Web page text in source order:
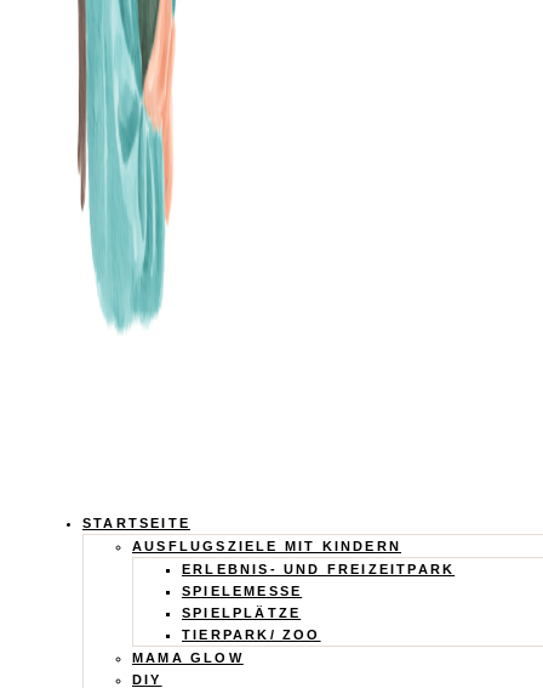
Calistas
Traum
STARTSEITE
AUSFLUGSZIELE MIT KINDERN
ERLEBNIS- UND FREIZEITPARK
SPIELEMESSE
SPIELPLÄTZE
TIERPARK/ ZOO
MAMA GLOW
DIY